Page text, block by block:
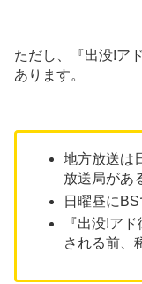
ただし、『出没!ア
あります。
地方放送は
放送局があ
日曜昼に
『出没!ア
される前、